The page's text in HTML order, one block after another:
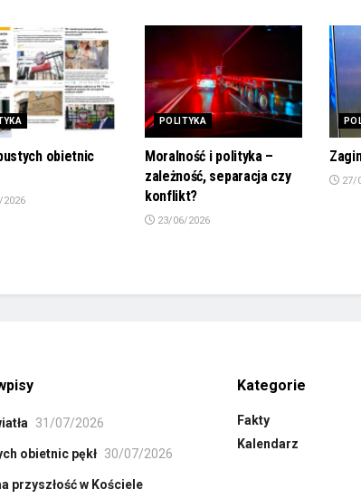
obietnic
2026
POLITYKA
Moralność i polityka –
zależność, separacja czy
konflikt?
23/06/2026
27/
31/07/2026
obietnic pękł 30/07/2026
przyszłość w Kościele
Kategorie
Fakty
Kalendarz